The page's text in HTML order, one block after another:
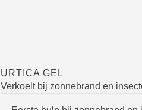
URTICA GEL
Verkoelt bij zonnebrand en